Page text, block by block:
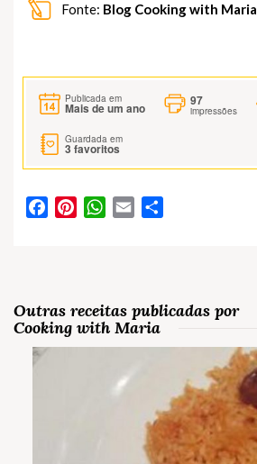
Fonte: Blog Cooking with Maria
Publicada em
Mais de um ano
97
impressões
Guardada em
3 favoritos
FacebookPinterestWhatsApp
Email
Outras receitas publicadas por
Cooking with Maria